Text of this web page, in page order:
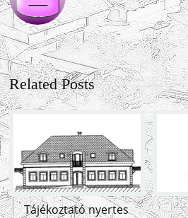
Related Posts
Tájékoztató nyertes